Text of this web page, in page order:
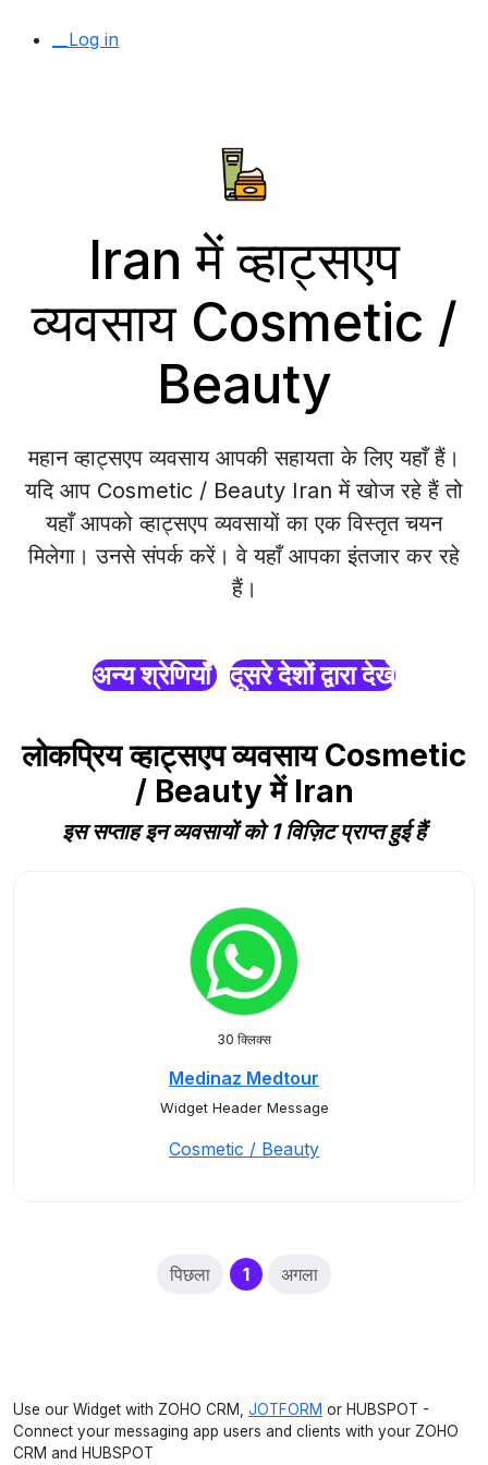
__Log in
Iran में व्हाट्सएप
व्यवसाय Cosmetic /
Beauty
महान व्हाट्सएप व्यवसाय आपकी सहायता के लिए यहाँ हैं।
यदि आप Cosmetic / Beauty Iran में खोज रहे हैं तो
यहाँ आपको व्हाट्सएप व्यवसायों का एक विस्तृत चयन
मिलेगा। उनसे संपर्क करें। वे यहाँ आपका इंतजार कर रहे
हैं।
अन्य श्रेणियाँ दूसरे देशों द्वारा देखें
लोकप्रिय व्हाट्सएप व्यवसाय Cosmetic
/ Beauty में Iran
इस सप्ताह इन व्यवसायों को 1 विज़िट प्राप्त हुई हैं
30 क्लिक्स
Medinaz Medtour
Widget Header Message
Cosmetic / Beauty
पिछला 1(current)
अगला
Use our Widget with ZOHO CRM, JOTFORM or HUBSPOT -
Connect your messaging app users and clients with your ZOHO
CRM and HUBSPOT